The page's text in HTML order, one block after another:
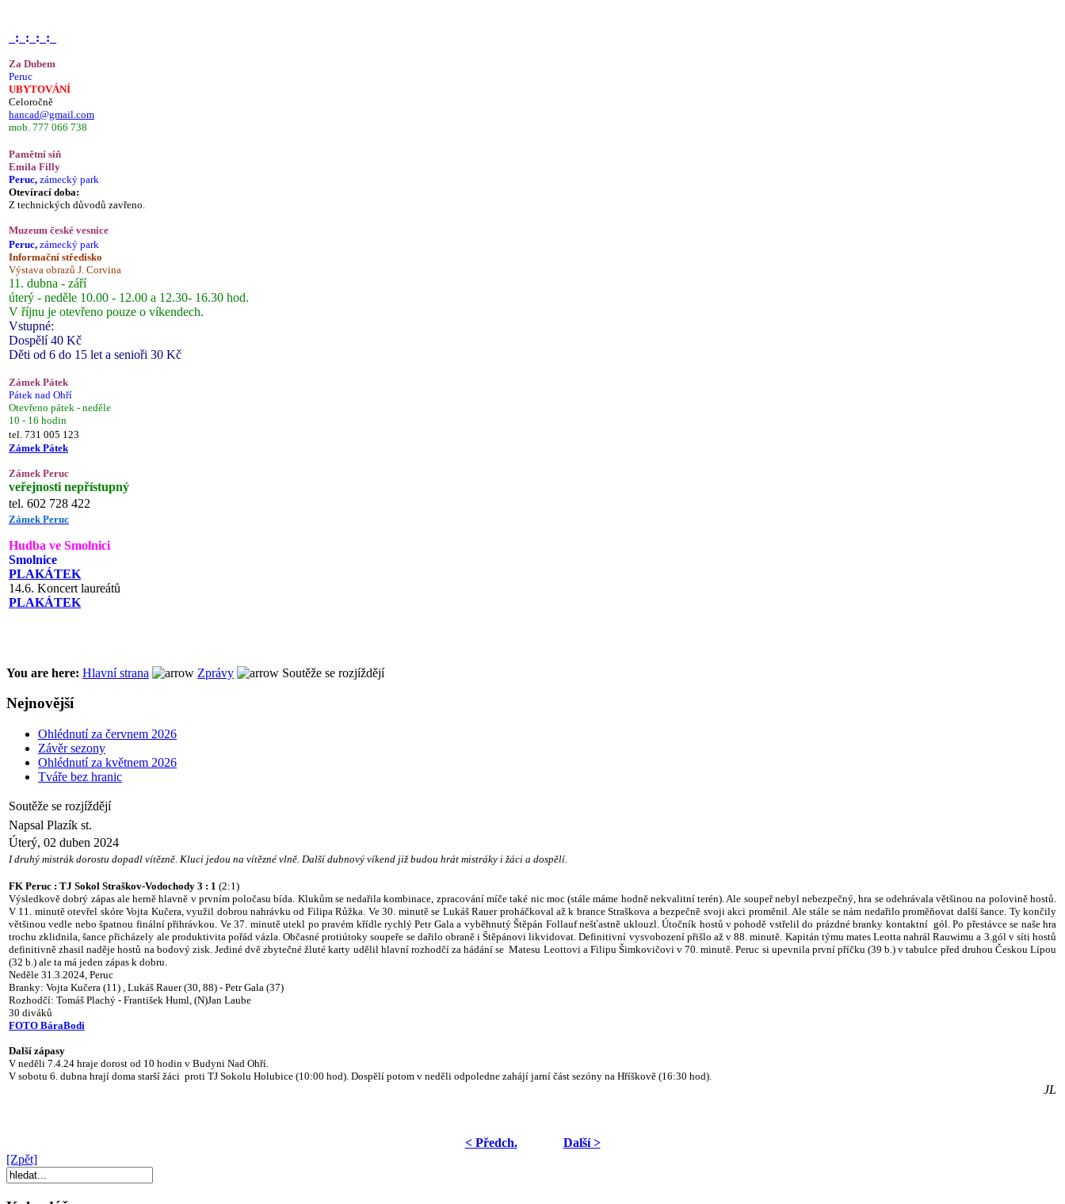
_:_:_:_:_
Za Dubem
Peruc
UBYTOVÁNÍ
Celoročně
hancad@gmail.com
mob. 777 066 738
Pamětní síň
Emila Filly
Peruc, zámecký park
Otevírací doba:
Z technických důvodů zavřeno.
Muzeum české vesnice
Peruc, zámecký park
Informační středisko
Výstava obrazů J. Corvina
11. dubna - září
úterý - neděle 10.00 - 12.00 a 12.30- 16.30 hod.
V říjnu je otevřeno pouze o víkendech.
Vstupné:
Dospělí 40 Kč
Děti od 6 do 15 let a senioři 30 Kč
Zámek Pátek
Pátek nad Ohří
Otevřeno pátek - neděle
10 - 16 hodin
tel. 731 005 123
Zámek Pátek
Zámek Peruc
veřejnosti nepřístupný
tel. 602 728 422
Zámek Peruc
Hudba ve Smolnici
Smolnice
PLAKÁTEK
14.6. Koncert laureátů
PLAKÁTEK
You are here: Hlavní strana Zprávy Soutěže se rozjíždějí
Nejnovější
Ohlédnutí za červnem 2026
Závěr sezony
Ohlédnutí za květnem 2026
Tváře bez hranic
Soutěže se rozjíždějí
Napsal Plazík st.
Úterý, 02 duben 2024
I druhý mistrák dorostu dopadl vítězně. Kluci jedou na vítězné vlně. Další dubnový víkend již budou hrát mistráky i žáci a dospělí.
FK Peruc : TJ Sokol Straškov-Vodochody 3 : 1 (2:1)
Výsledkově dobrý zápas ale herně hlavně v prvním poločasu bída. Klukům se nedařila kombinace, zpracování míče také nic moc (stále máme hodně nekvalitní terén). Ale soupeř nebyl nebezpečný, hra se odehrávala většinou na polovině hostů.
V 11. minutě otevřel skóre Vojta Kučera, využil dobrou nahrávku od Filipa Růžka. Ve 30. minutě se Lukáš Rauer proháčkoval až k brance Straškova a bezpečně svoji akci proměnil. Ale stále se nám nedařilo proměňovat další šance. Ty končily
většinou vedle nebo špatnou finální přihrávkou. Ve 37. minutě utekl po pravém křídle rychlý Petr Gala a vyběhnutý Štěpán Follauf nešťastně uklouzl. Útočník hostů v pohodě vstřelil do prázdné branky kontaktní gól. Po přestávce se naše hra
trochu zklidnila, šance přicházely ale produktivita pořád vázla. Občasné protiútoky soupeře se dařilo obraně i Štěpánovi likvidovat. Definitivní vysvobození přišlo až v 88. minutě. Kapitán týmu mates Leotta nahrál Rauwimu a 3.gól v síti hostů
definitivně zhasil naděje hostů na bodový zisk. Jediné dvě zbytečné žluté karty udělil hlavní rozhodčí za hádání se Matesu Leottovi a Filipu Šimkovičovi v 70. minutě. Peruc si upevnila první příčku (39 b.) v tabulce před druhou Českou Lípou
(32 b.) ale ta má jeden zápas k dobru.
Neděle 31.3.2024, Peruc
Branky: Vojta Kučera (11) , Lukáš Rauer (30, 88) - Petr Gala (37)
Rozhodčí: Tomáš Plachý - František Huml, (N)Jan Laube
30 diváků
FOTO BáraBodi
Další zápasy
V neděli 7.4.24 hraje dorost od 10 hodin v Budyni Nad Ohří.
V sobotu 6. dubna hrají doma starší žáci proti TJ Sokolu Holubice (10:00 hod). Dospělí potom v neděli odpoledne zahájí jarní část sezóny na Hříškově (16:30 hod).
JL
< Předch.
Další >
[Zpět]